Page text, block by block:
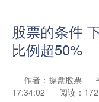
股票的条件
比例超50%
作者：操盘股票
17:34:02
阅读：172